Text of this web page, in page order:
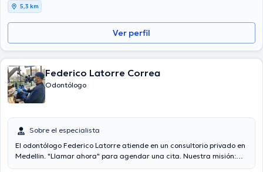
5,3 km
Ver perfil
Federico Latorre Correa
Odontólogo
Sobre el especialista
El odontólogo Federico Latorre atiende en un consultorio privado en
Medellin. "Llamar ahora" para agendar una cita. Nuestra misión: